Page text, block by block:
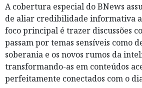
A cobertura especial do BNews
de aliar credibilidade informativa
foco principal é trazer discussões
passam por temas sensíveis como
soberania e os novos rumos da
transformando-as em conteúdos
perfeitamente conectados com o